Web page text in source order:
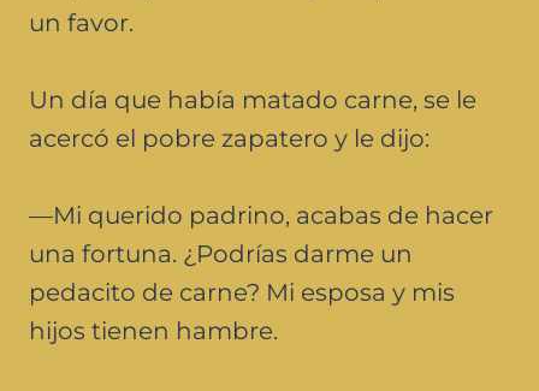
un favor.
Un día que había matado carne, se le
acercó el pobre zapatero y le dijo:
—Mi querido padrino, acabas de hacer
una fortuna. ¿Podrías darme un
pedacito de carne? Mi esposa y mis
hijos tienen hambre.